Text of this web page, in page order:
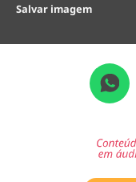
Salvar imagem